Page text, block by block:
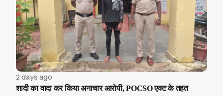
2 days ago
शादी का वादा कर किया अनाचार आरोपी, POCSO एक्ट के तहत